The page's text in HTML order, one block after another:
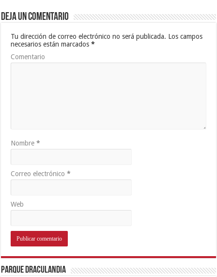
Deja un comentario
Tu dirección de correo electrónico no será publicada. Los campos
necesarios están marcados*
Comentario
Nombre*
Correo electrónico*
Web
Parque Draculandia